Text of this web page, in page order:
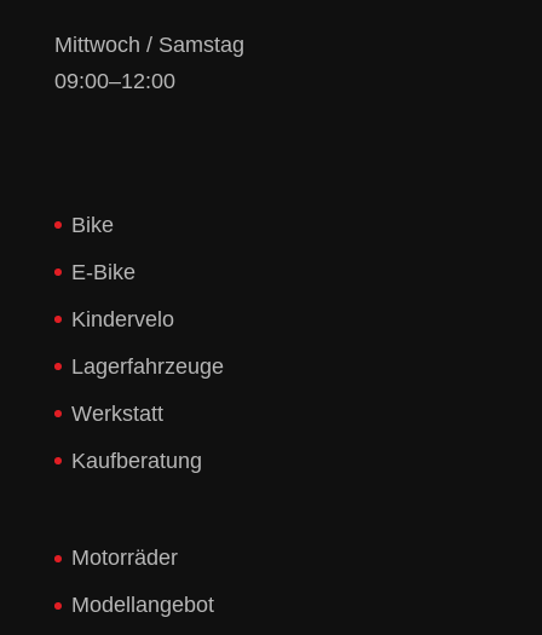
Mittwoch / Samstag
09:00–12:00
Bike
E-Bike
Kindervelo
Lagerfahrzeuge
Werkstatt
Kaufberatung
Motorräder
Modellangebot